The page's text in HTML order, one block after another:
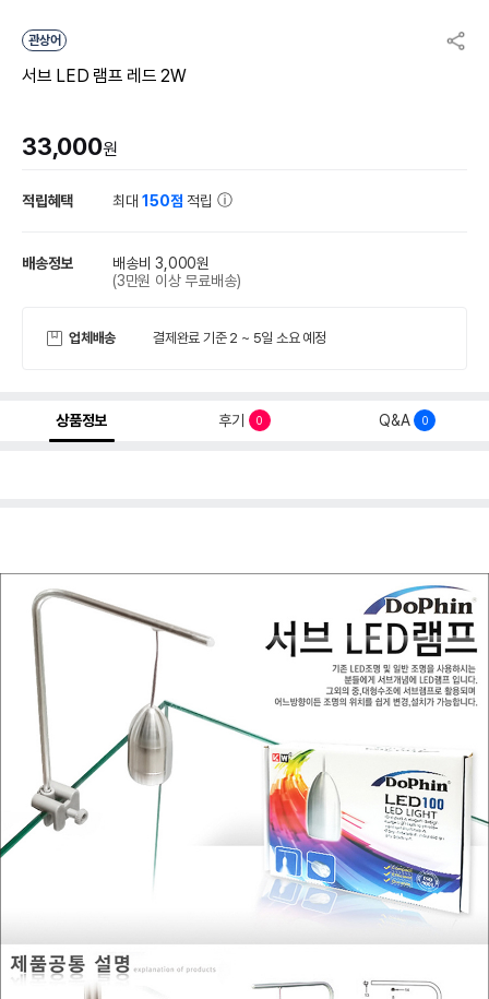
관상어
서브 LED 램프 레드 2W
33,000원
적립혜택 최대150점 적립
배송정보
배송비 3,000원
(3만원 이상 무료배송)
업체배송 결제완료 기준 2 ~ 5일 소요 예정
상품정보 후기 0 Q&A 0